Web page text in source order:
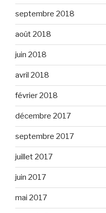
septembre 2018
août 2018
juin 2018
avril 2018
février 2018
décembre 2017
septembre 2017
juillet 2017
juin 2017
mai 2017